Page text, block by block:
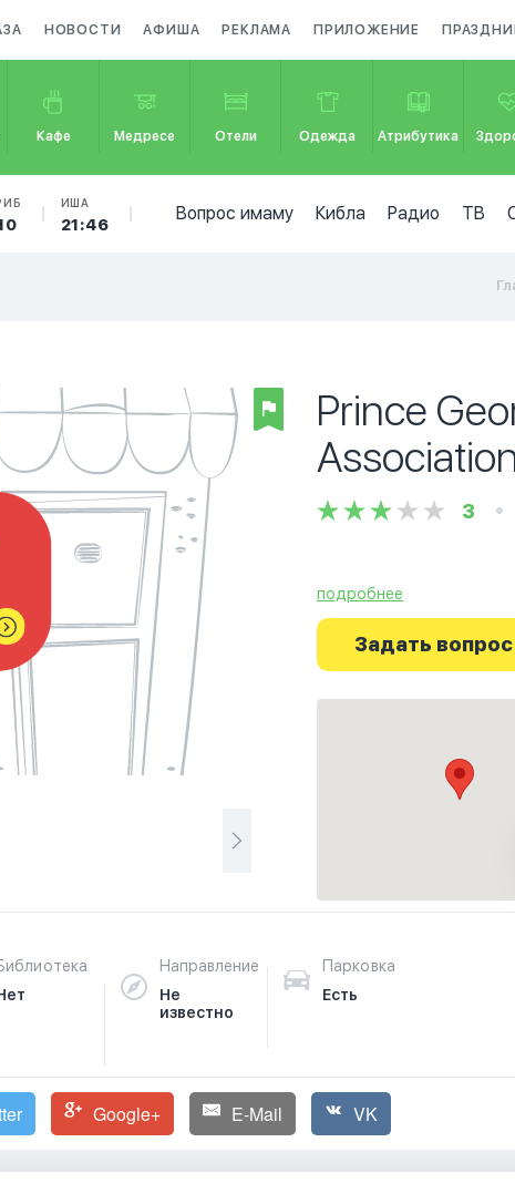
НОВОСТИ АФИША РЕКЛАМА ПРИЛОЖЕНИЕ
Кафе Медресе Отели Одежда Атрибутика
ИША
21:46
Вопрос имаму Кибла Радио ТВ
Prince
3
Ознакомьтесь с
Association в
Ваше духовное
подробнее
Задать
Направление
Не
известно
Парковка
Есть
Google+ E-Mail VK